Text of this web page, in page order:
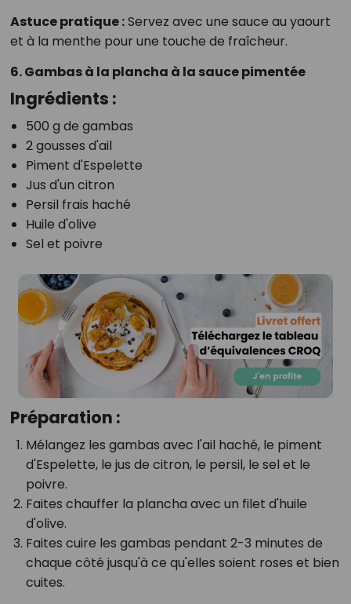
Astuce pratique :Servez avec une sauce au yaourt
et à la menthe pour une touche de fraîcheur.
6. Gambas à la plancha à la sauce pimentée
Ingrédients :
500 g de gambas
2 gousses d'ail
Piment d'Espelette
Jus d'un citron
Persil frais haché
Huile d'olive
Sel et poivre
Préparation :
Mélangez les gambas avec l'ail haché, le piment
d'Espelette, le jus de citron, le persil, le sel et le
poivre.
Faites chauffer la plancha avec un filet d'huile
d'olive.
Faites cuire les gambas pendant 2-3 minutes de
chaque côté jusqu'à ce qu'elles soient roses et bien
cuites.